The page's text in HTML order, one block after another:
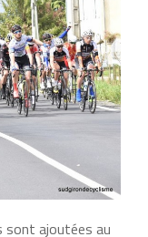
sont ajoutées au